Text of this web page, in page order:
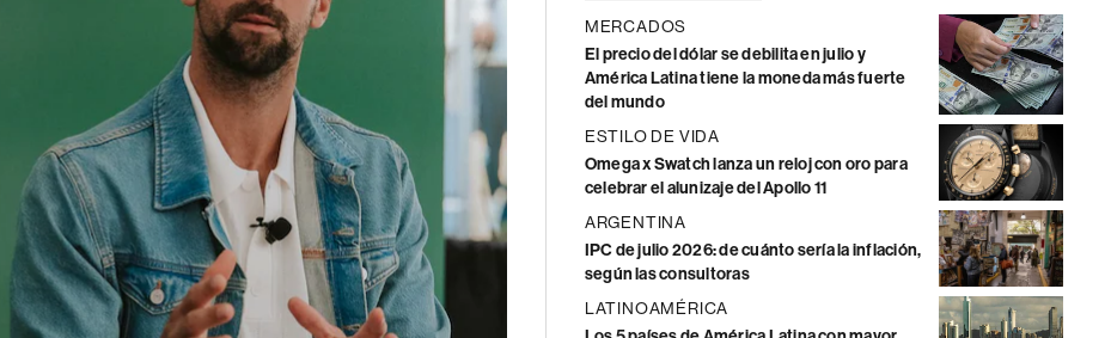
MERCADOS
El precio del dólar se debilita en julio y
América Latina tiene la moneda más fuerte
del mundo
ESTILO DE VIDA
Omega x Swatch lanza un reloj con oro para
celebrar el alunizaje del Apollo 11
ARGENTINA
IPC de julio 2026: de cuánto sería la inflación,
según las consultoras
LATINOAMÉRICA